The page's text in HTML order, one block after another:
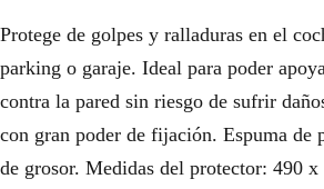
Protege de golpes y ralladuras en el
parking o garaje. Ideal para poder
contra la pared sin riesgo de sufrir
con gran poder de fijación. Espuma de
de grosor. Medidas del protector: 490